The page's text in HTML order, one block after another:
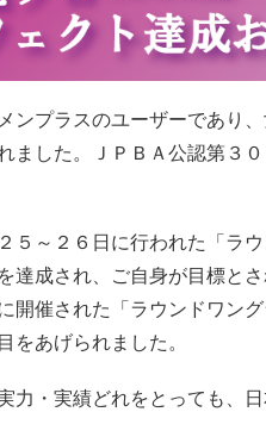
ンプラスのユーザーであり
ました。ＪＰＢＡ公認第３
５～２６日に行われた「ラ
達成され、ご自身が目標と
開催された「ラウンドワン
をあげられました。
力・実績どれをとっても、